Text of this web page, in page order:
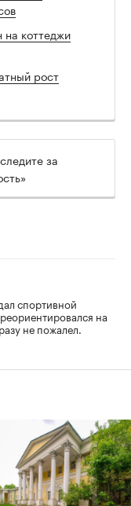
коттеджи
рост
за
спортивной
на
не пожалел.